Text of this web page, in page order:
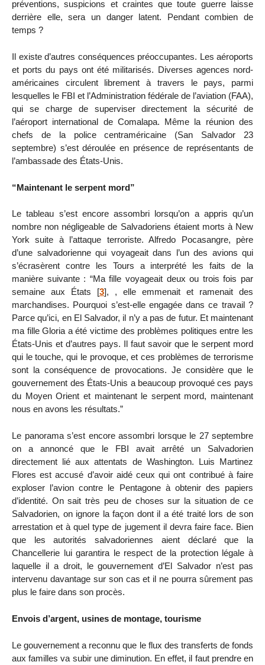
préventions, suspicions et craintes que toute guerre laisse
derrière elle, sera un danger latent. Pendant combien de
temps ?
Il existe d’autres conséquences préoccupantes. Les aéroports
et ports du pays ont été militarisés. Diverses agences nord-
américaines circulent librement à travers le pays, parmi
lesquelles le FBI et l’Administration fédérale de l’aviation (FAA),
qui se charge de superviser directement la sécurité de
l’aéroport international de Comalapa. Même la réunion des
chefs de la police centraméricaine (San Salvador 23
septembre) s’est déroulée en présence de représentants de
l’ambassade des États-Unis.
“Maintenant le serpent mord”
Le tableau s’est encore assombri lorsqu’on a appris qu’un
nombre non négligeable de Salvadoriens étaient morts à New
York suite à l’attaque terroriste. Alfredo Pocasangre, père
d’une salvadorienne qui voyageait dans l’un des avions qui
s’écrasèrent contre les Tours a interprété les faits de la
manière suivante : “Ma fille voyageait deux ou trois fois par
semaine aux États [3], , elle emmenait et ramenait des
marchandises. Pourquoi s’est-elle engagée dans ce travail ?
Parce qu’ici, en El Salvador, il n’y a pas de futur. Et maintenant
ma fille Gloria a été victime des problèmes politiques entre les
États-Unis et d’autres pays. Il faut savoir que le serpent mord
qui le touche, qui le provoque, et ces problèmes de terrorisme
sont la conséquence de provocations. Je considère que le
gouvernement des États-Unis a beaucoup provoqué ces pays
du Moyen Orient et maintenant le serpent mord, maintenant
nous en avons les résultats.”
Le panorama s’est encore assombri lorsque le 27 septembre
on a annoncé que le FBI avait arrêté un Salvadorien
directement lié aux attentats de Washington. Luis Martinez
Flores est accusé d’avoir aidé ceux qui ont contribué à faire
exploser l’avion contre le Pentagone à obtenir des papiers
d’identité. On sait très peu de choses sur la situation de ce
Salvadorien, on ignore la façon dont il a été traité lors de son
arrestation et à quel type de jugement il devra faire face. Bien
que les autorités salvadoriennes aient déclaré que la
Chancellerie lui garantira le respect de la protection légale à
laquelle il a droit, le gouvernement d’El Salvador n’est pas
intervenu davantage sur son cas et il ne pourra sûrement pas
plus le faire dans son procès.
Envois d’argent, usines de montage, tourisme
Le gouvernement a reconnu que le flux des transferts de fonds
aux familles va subir une diminution. En effet, il faut prendre en